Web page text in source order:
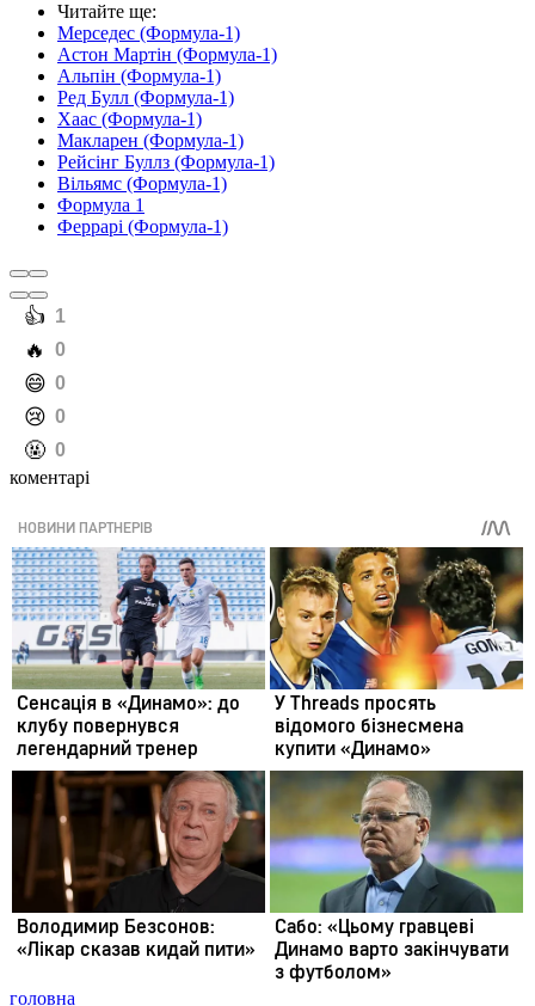
Читайте ще:
Мерседес (Формула-1)
Астон Мартін (Формула-1)
Альпін (Формула-1)
Ред Булл (Формула-1)
Хаас (Формула-1)
Макларен (Формула-1)
Рейсінг Буллз (Формула-1)
Вільямс (Формула-1)
Формула 1
Феррарі (Формула-1)
️👍 1
️🔥 0
️😄 0
️😢 0
️🤬 0
коментарі
головна